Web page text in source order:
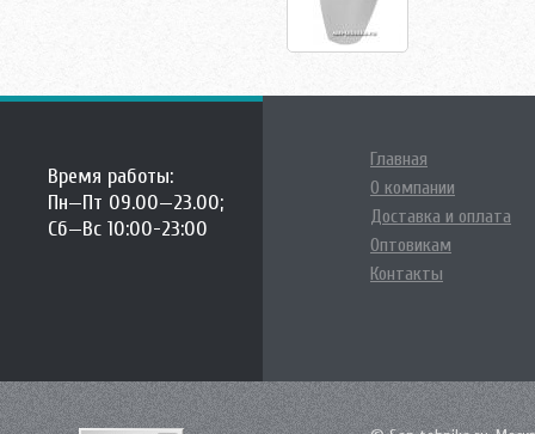
Время работы:
Пн—Пт 09.00—23.00;
Сб—Вс 10:00-23:00
Главная
О компании
Доставка и оплата
Оптовикам
Контакты